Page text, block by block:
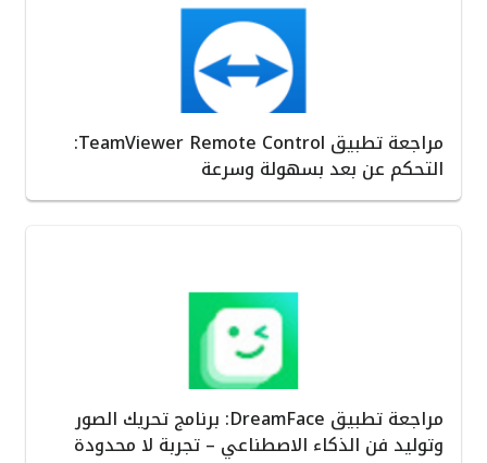
مراجعة تطبيق TeamViewer Remote Control:
التحكم عن بعد بسهولة وسرعة
مراجعة تطبيق DreamFace: برنامج تحريك الصور
وتوليد فن الذكاء الاصطناعي – تجربة لا محدودة